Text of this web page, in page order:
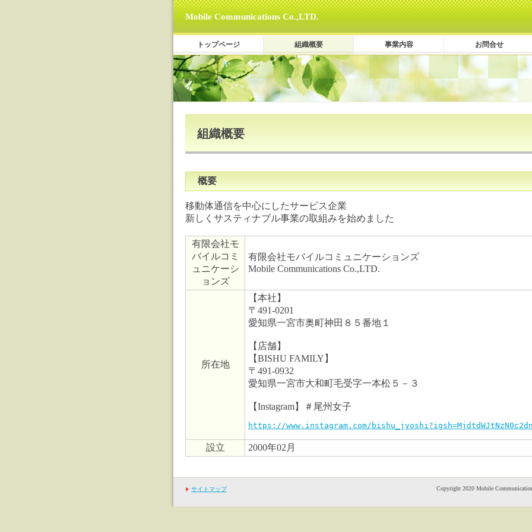
Mobile Communications Co.,LTD.
トップページ 組織概要 事業内容 お問合せ
組織概要
概要
移動体通信を中心にしたサービス企業
新しくサスティナブル事業の取組みを始めました
有限会社モ
バイルコミ
ュニケーシ
ョンズ
有限会社モバイルコミュニケーションズ
Mobile Communications Co.,LTD.
所在地
【本社】
〒491-0201
愛知県一宮市奥町神田８５番地１
【店舗】
【BISHU FAMILY】
〒491-0932
愛知県一宮市大和町毛受字一本松５－３
【Instagram】＃尾州女子
https://www.instagram.com/bishu_jyoshi?igsh=MjdtdWJtNzN0c2dn
設立 2000年02月
サイトマップ Copyright 2020 Mobile